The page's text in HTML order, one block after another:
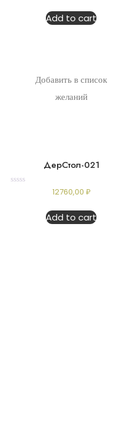
Add to cart
Добавить в список
желаний
ДерСтол-021
12760,00 ₽
Add to cart